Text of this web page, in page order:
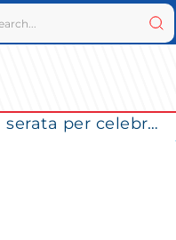
Vero Volley Awards – White Party Edition: al Saint Georges Premier una serata per celebrare i partner del Consorzio